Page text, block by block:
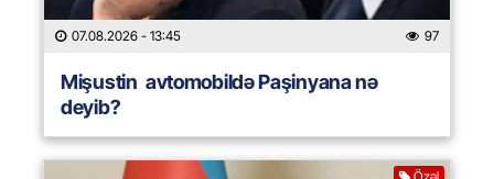
07.08.2026 - 13:45 97
Mişustin avtomobildə Paşinyana nə
deyib?